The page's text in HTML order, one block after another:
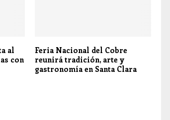
al
con
Feria Nacional del Cobre
reunirá tradición, arte y
gastronomía en Santa Clara